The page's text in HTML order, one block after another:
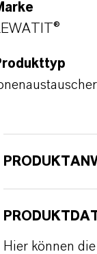
Hier können